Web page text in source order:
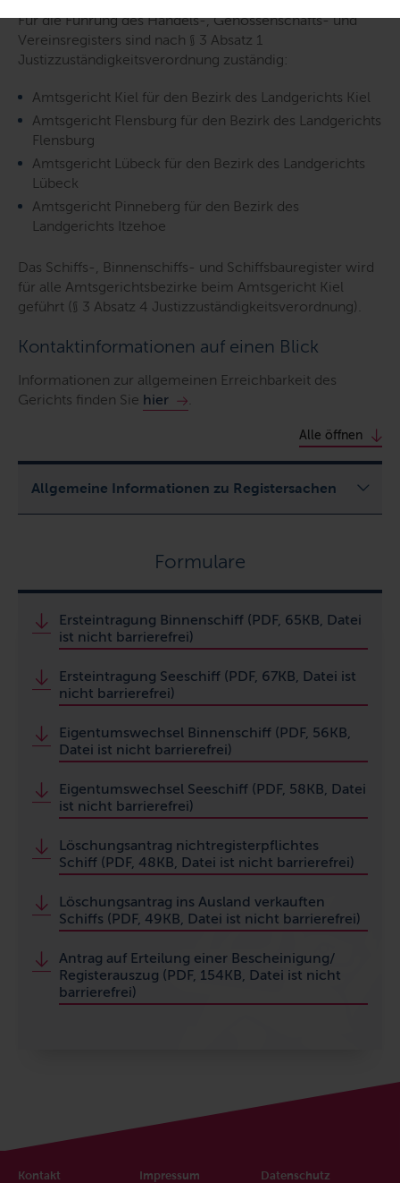
Für die Führung des Handels-, Genossenschafts- und
Vereinsregisters sind nach § 3 Absatz 1
Justizzuständigkeitsverordnung zuständig:
Amtsgericht Kiel für den Bezirk des Landgerichts Kiel
Amtsgericht Flensburg für den Bezirk des Landgerichts
Flensburg
Amtsgericht Lübeck für den Bezirk des Landgerichts
Lübeck
Amtsgericht Pinneberg für den Bezirk des
Landgerichts Itzehoe
Das Schiffs-, Binnenschiffs- und Schiffsbauregister wird
für alle Amtsgerichtsbezirke beim Amtsgericht Kiel
geführt (§ 3 Absatz 4 Justizzuständigkeitsverordnung).
Kontaktinformationen auf einen Blick
Informationen zur allgemeinen Erreichbarkeit des
Gerichts finden Sie hier
Alle öffnen
Allgemeine Informationen zu Registersachen
Formulare
Ersteintragung Binnenschiff (PDF, 65KB, Datei
ist nicht barrierefrei)
Ersteintragung Seeschiff (PDF, 67KB, Datei ist
nicht barrierefrei)
Eigentumswechsel Binnenschiff (PDF, 56KB,
Datei ist nicht barrierefrei)
Eigentumswechsel Seeschiff (PDF, 58KB, Datei
ist nicht barrierefrei)
Löschungsantrag nichtregisterpflichtes
Schiff (PDF, 48KB, Datei ist nicht barrierefrei)
Löschungsantrag ins Ausland verkauften
Schiffs (PDF, 49KB, Datei ist nicht barrierefrei)
Antrag auf Erteilung einer Bescheinigung/
Registerauszug (PDF, 154KB, Datei ist nicht
barrierefrei)
Kontakt Impressum Datenschutz